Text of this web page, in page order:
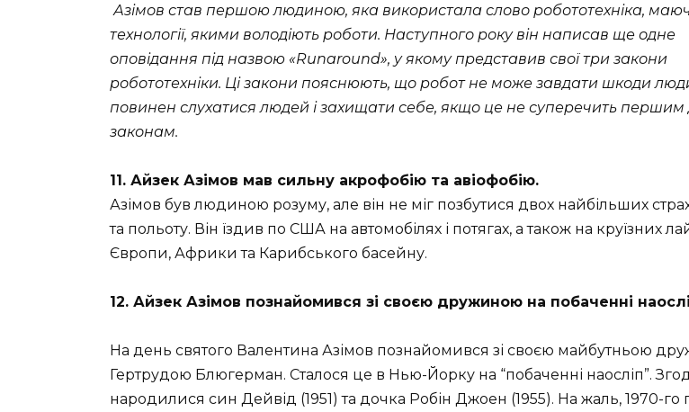
Азімов став першою людиною, яка використала слово робототехніка,
технології, якими володіють роботи. Наступного року він написав ще одне
оповідання під назвою «Runaround», у якому представив свої три закони
робототехніки. Ці закони пояснюють, що робот не може завдати шкоди
повинен слухатися людей і захищати себе, якщо це не суперечить першим
законам.
11. Айзек Азімов мав сильну акрофобію та авіофобію.
Азімов був людиною розуму, але він не міг позбутися двох найбільших
та польоту. Він їздив по США на автомобілях і потягах, а також на круїзних
Європи, Африки та Карибського басейну.
12. Айзек Азімов познайомився зі своєю дружиною на побаченні
На день святого Валентина Азімов познайомився зі своєю майбутньою
Гертрудою Блюгерман. Сталося це в Нью-Йорку на “побаченні наосліп”.
народилися син Дейвід (1951) та дочка Робін Джоен (1955). На жаль, 1970-